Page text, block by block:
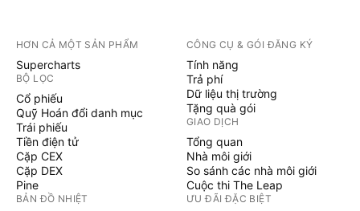
HƠN CẢ MỘT SẢN PHẨM
Supercharts
BỘ LỌC
Cổ phiếu
Quỹ Hoán đổi danh mục
Trái phiếu
Tiền điện tử
Cặp CEX
Cặp DEX
Pine
BẢN ĐỒ NHIỆT
CÔNG CỤ & GÓI ĐĂNG KÝ
Tính năng
Trả phí
Dữ liệu thị trường
Tặng quà gói
GIAO DỊCH
Tổng quan
Nhà môi giới
So sánh các nhà môi giới
Cuộc thi The Leap
ƯU ĐÃI ĐẶC BIỆT